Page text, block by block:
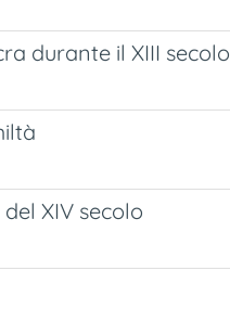
durante il XIII secolo
XIV secolo